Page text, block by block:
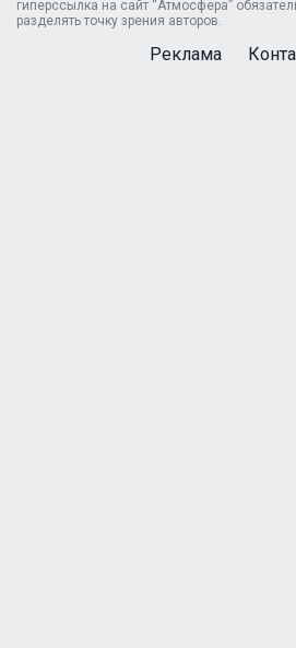
гиперссылка на сайт “Атмосфера”
разделять точку зрения авторов.
Реклама